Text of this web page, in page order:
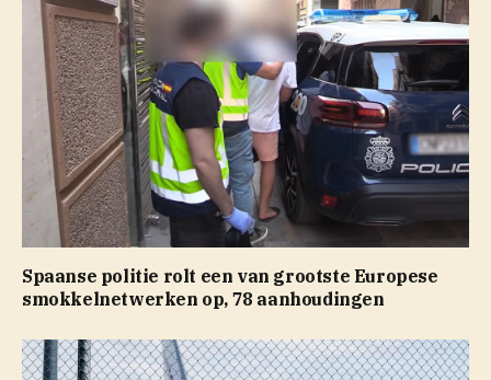
Spaanse politie rolt een van grootste Europese
smokkelnetwerken op, 78 aanhoudingen